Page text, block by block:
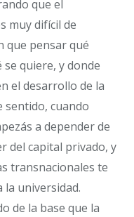
que el
muy difícil de
que pensar qué
quiere, y donde
el desarrollo de la
sentido, cuando
a depender de
del capital privado, y
transnacionales te
la universidad.
de la base que la